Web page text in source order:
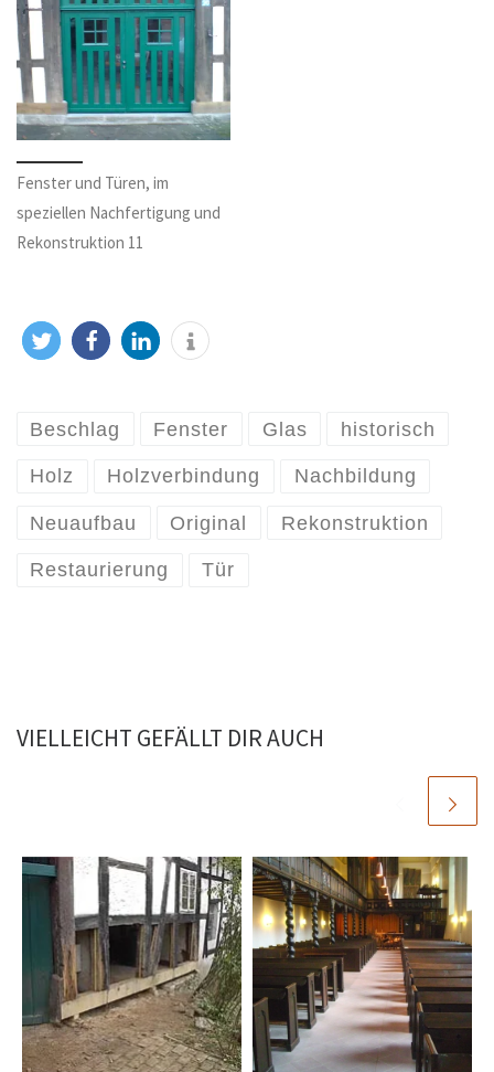
Fenster und Türen, im
speziellen Nachfertigung und
Rekonstruktion 11
Beschlag Fenster Glas historisch
Holz Holzverbindung Nachbildung
Neuaufbau Original Rekonstruktion
Restaurierung Tür
VIELLEICHT GEFÄLLT DIR AUCH